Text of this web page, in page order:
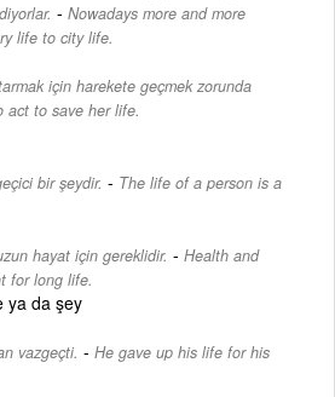
- Nowadays more and more
life to city life.
için harekete geçmek zorunda
act to save her life.
bir şeydir. - The life of a person is a
hayat için gereklidir. - Health and
for long life.
ya da şey
vazgeçti. - He gave up his life for his